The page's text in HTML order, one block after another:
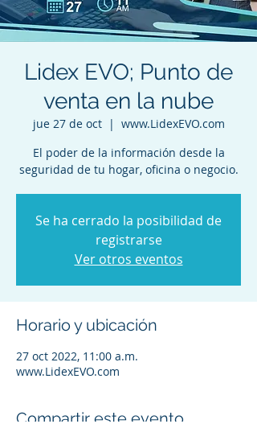
Lidex EVO; Punto de
venta en la nube
jue 27 de oct
  |
www.LidexEVO.com
El poder de la información desde la
seguridad de tu hogar, oficina o negocio.
Se ha cerrado la posibilidad de
registrarse
Ver otros eventos
Horario y ubicación
27 oct 2022, 11:00 a.m.
www.LidexEVO.com
Compartir este evento